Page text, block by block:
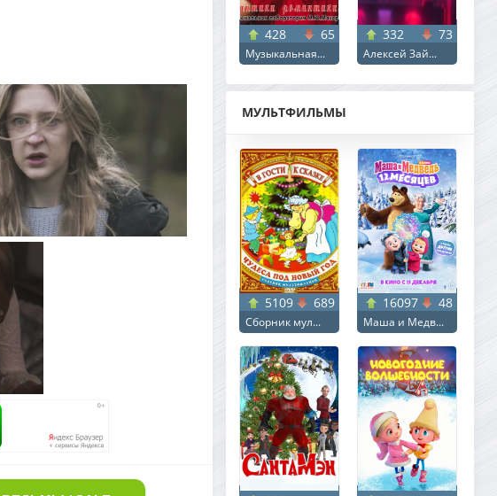
428 65
Музыкальная...
332 73
Алексей Зай...
МУЛЬТФИЛЬМЫ
5109 689
Сборник мул...
16097 48
Маша и Медв...